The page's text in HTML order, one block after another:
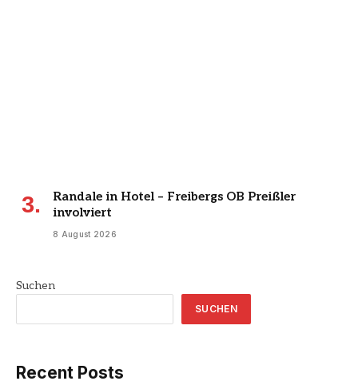
Randale in Hotel – Freibergs OB Preißler
involviert
8 August 2026
Suchen
SUCHEN
Recent Posts